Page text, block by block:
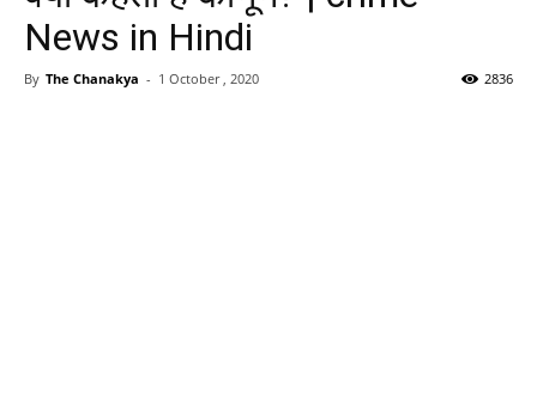
News in Hindi
By The Chanakya - 1 October , 2020 2836